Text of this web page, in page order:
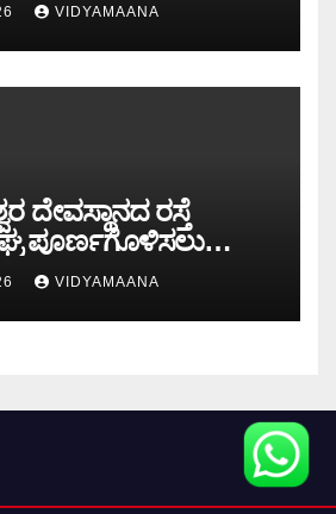
VIDYAMAANA
ದೇವಸ್ಥಾನದ ರಸ್ತೆ
ಪೂರ್ಣಗೊಳಿಸಲು
VIDYAMAANA